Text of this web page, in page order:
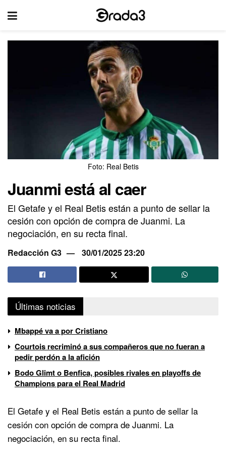
Foto: Real Betis
Juanmi está al caer
El Getafe y el Real Betis están a punto de sellar la
cesión con opción de compra de Juanmi. La
negociación, en su recta final.
Redacción G3 30/01/2025 23:20
Últimas noticias
Mbappé va a por Cristiano
Courtois recriminó a sus compañeros que no fueran a
pedir perdón a la afición
Bodo Glimt o Benfica, posibles rivales en playoffs de
Champions para el Real Madrid
El Getafe y el Real Betis están a punto de sellar la
cesión con opción de compra de Juanmi. La
negociación, en su recta final.